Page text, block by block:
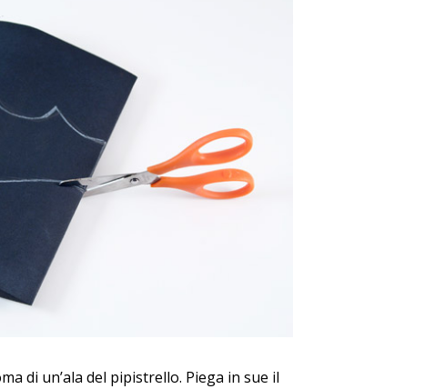
di un’ala del pipistrello. Piega in sue il